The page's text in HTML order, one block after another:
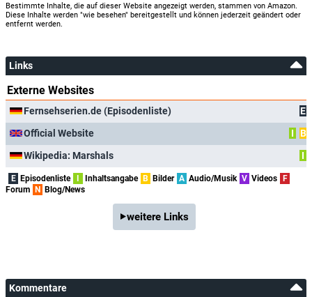
Bestimmte Inhalte, die auf dieser Website angezeigt werden, stammen von Amazon.
Diese Inhalte werden "wie besehen" bereitgestellt und können jederzeit geändert oder
entfernt werden.
Links
Externe Websites
Fernsehserien.de (Episodenliste)
E
Official Website
I
B
Wikipedia: Marshals
I
E Episodenliste I Inhaltsangabe B Bilder A Audio/Musik V Videos F
Forum N Blog/News
weitere Links
Kommentare